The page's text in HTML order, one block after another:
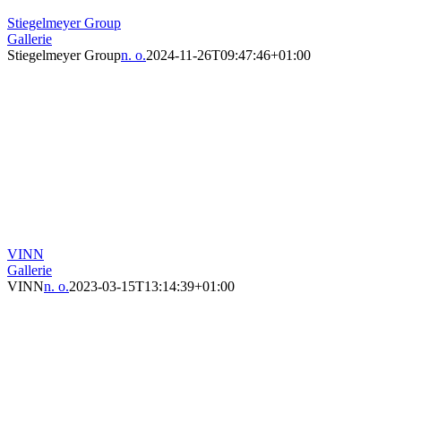
Stiegelmeyer Group
Gallerie
Stiegelmeyer Groupn. o.2024-11-26T09:47:46+01:00
VINN
Gallerie
VINNn. o.2023-03-15T13:14:39+01:00